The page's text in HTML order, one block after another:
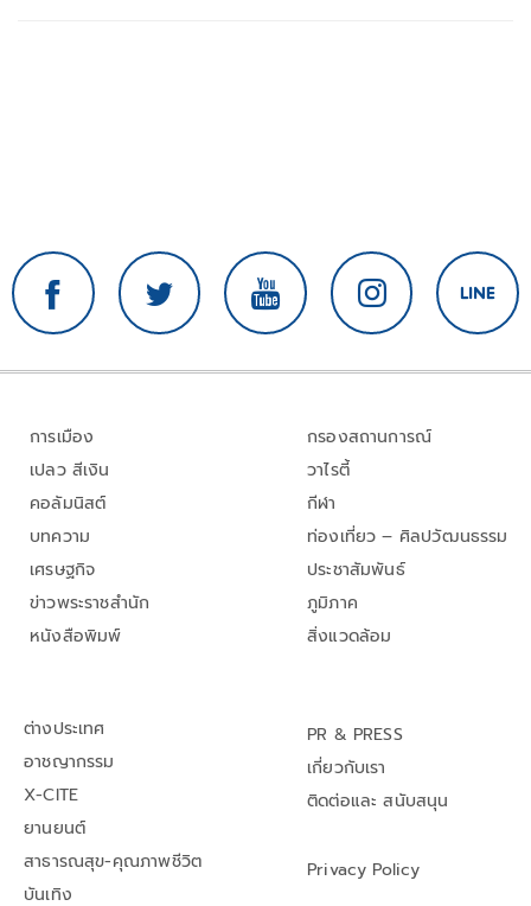
การเมือง
เปลว สีเงิน
คอลัมนิสต์
บทความ
เศรษฐกิจ
ข่าวพระราชสำนัก
หนังสือพิมพ์
กรองสถานการณ์
วาไรตี้
กีฬา
ท่องเที่ยว – ศิลปวัฒนธรรม
ประชาสัมพันธ์
ภูมิภาค
สิ่งแวดล้อม
ต่างประเทศ
อาชญากรรม
X-CITE
ยานยนต์
สาธารณสุข-คุณภาพชีวิต
บันเทิง
PR & PRESS
เกี่ยวกับเรา
ติดต่อและ สนับสนุน
Privacy Policy